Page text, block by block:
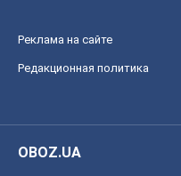
Реклама на сайте
Редакционная политика
OBOZ.UA